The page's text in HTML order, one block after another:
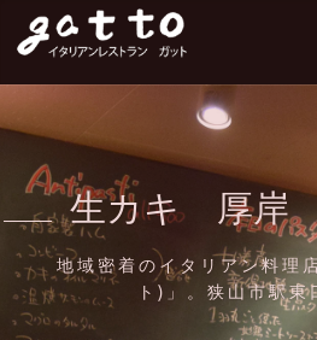
生カキ 厚岸
地域密着のイタリアン料理
ト)」。狭山市駅